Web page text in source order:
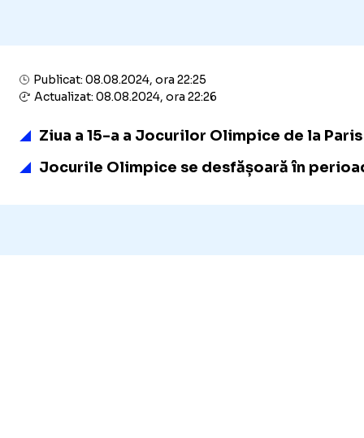
Publicat: 08.08.2024, ora 22:25
Actualizat: 08.08.2024, ora 22:26
Ziua a 15-a a Jocurilor Olimpice de la
Jocurile Olimpice se desfășoară în